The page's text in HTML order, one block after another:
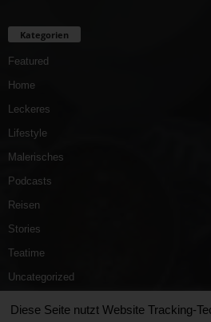
Kategorien
Featured
Home
Leckeres
Lifestyle
Malerisches
Podcasts
Reisen
Stories
Teatime
Uncategorized
Diese Seite nutzt Website Tracking-